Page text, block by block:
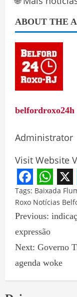
ABOUT THE
belfordroxo24h
Administrator
Visit Website
X
Tags: Baixada
Roxo Notícias
Previous:
expressão
Next: Governo
agenda woke